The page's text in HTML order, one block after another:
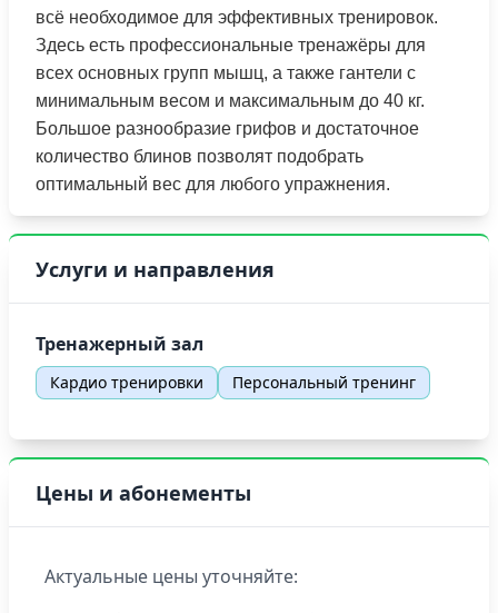
всё необходимое для эффективных тренировок.
Здесь есть профессиональные тренажёры для
всех основных групп мышц, а также гантели с
минимальным весом и максимальным до 40 кг.
Большое разнообразие грифов и достаточное
количество блинов позволят подобрать
оптимальный вес для любого упражнения.
Услуги и направления
Тренажерный зал
Кардио тренировки Персональный тренинг
Цены и абонементы
Актуальные цены уточняйте: